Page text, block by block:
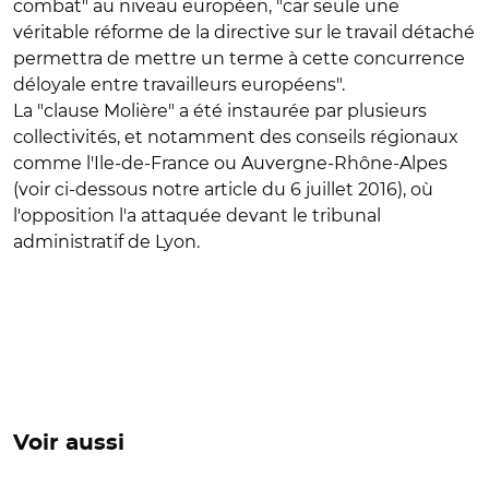
combat" au niveau européen, "car seule une
véritable réforme de la directive sur le travail détaché
permettra de mettre un terme à cette concurrence
déloyale entre travailleurs européens".
La "clause Molière" a été instaurée par plusieurs
collectivités, et notamment des conseils régionaux
comme l'Ile-de-France ou Auvergne-Rhône-Alpes
(voir ci-dessous notre article du 6 juillet 2016), où
l'opposition l'a attaquée devant le tribunal
administratif de Lyon.
Voir aussi